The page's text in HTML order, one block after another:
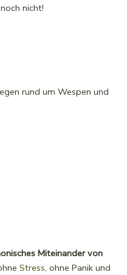
nicht!
rund um Wespen und
Miteinander von
Stress, ohne Panik und